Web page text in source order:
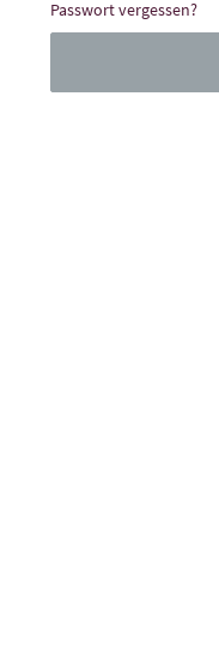
Passwort vergessen?